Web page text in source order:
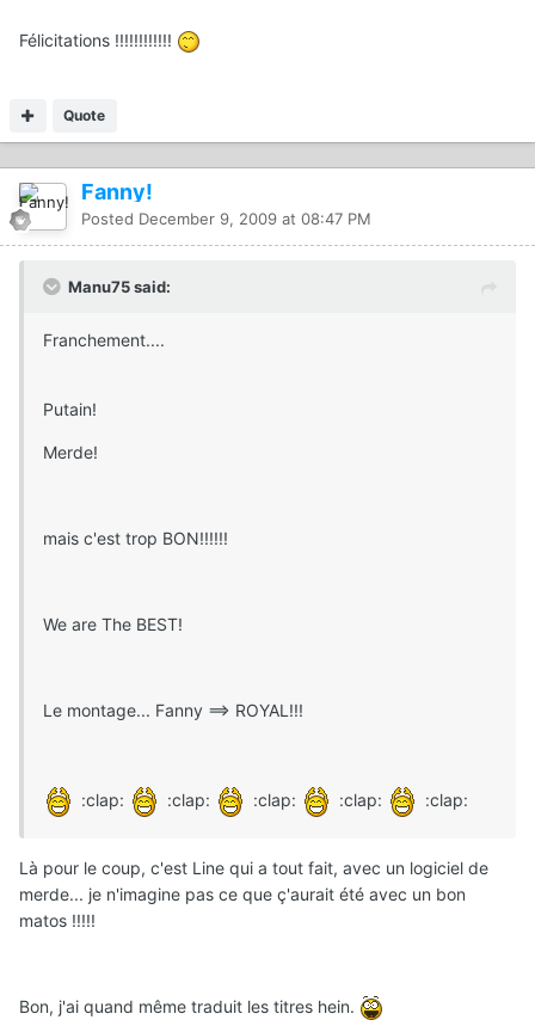
Félicitations !!!!!!!!!!!!
Quote
Fanny!
Posted December 9, 2009 at 08:47 PM
Manu75 said:
Franchement....
Putain!
Merde!
mais c'est trop BON!!!!!!
We are The BEST!
Le montage... Fanny ==> ROYAL!!!
:clap: :clap: :clap: :clap: :clap:
Là pour le coup, c'est Line qui a tout fait, avec un logiciel de
merde... je n'imagine pas ce que ç'aurait été avec un bon
matos !!!!!
Bon, j'ai quand même traduit les titres hein.